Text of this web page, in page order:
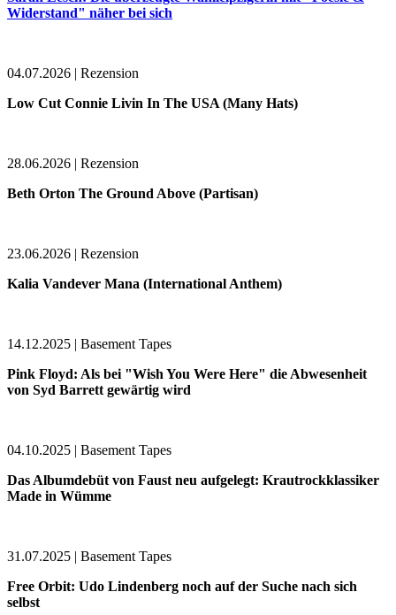
Widerstand" näher bei sich
04.07.2026 | Rezension
Low Cut Connie Livin In The USA (Many Hats)
28.06.2026 | Rezension
Beth Orton The Ground Above (Partisan)
23.06.2026 | Rezension
Kalia Vandever Mana (International Anthem)
14.12.2025 | Basement Tapes
Pink Floyd: Als bei "Wish You Were Here" die Abwesenheit
von Syd Barrett gewärtig wird
04.10.2025 | Basement Tapes
Das Albumdebüt von Faust neu aufgelegt: Krautrockklassiker
Made in Wümme
31.07.2025 | Basement Tapes
Free Orbit: Udo Lindenberg noch auf der Suche nach sich
selbst